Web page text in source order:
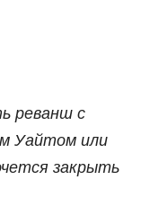
реванш с
Уайтом или
закрыть